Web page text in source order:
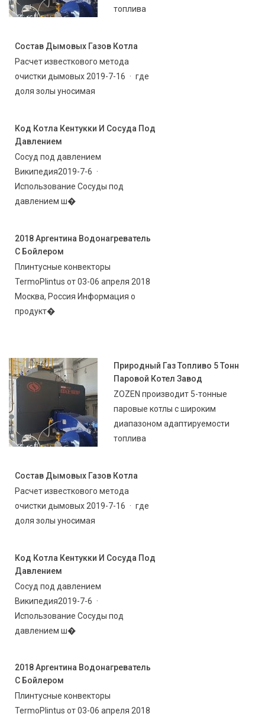
топлива
Состав Дымовых Газов Котла
Расчет известкового метода
очистки дымовых 2019-7-16 · где
доля золы уносимая
Код Котла Кентукки И Сосуда Под
Давлением
Сосуд под давлением
Википедия2019-7-6 ·
Использование Сосуды под
давлением ш�
2018 Аргентина Водонагреватель
С Бойлером
Плинтусные конвекторы
TermoPlintus от 03-06 апреля 2018
Москва, Россия Информация о
продукт�
Природный Газ Топливо 5 Тонн
Паровой Котел Завод
ZOZEN производит 5-тонные
паровые котлы с широким
диапазоном адаптируемости
топлива
Состав Дымовых Газов Котла
Расчет известкового метода
очистки дымовых 2019-7-16 · где
доля золы уносимая
Код Котла Кентукки И Сосуда Под
Давлением
Сосуд под давлением
Википедия2019-7-6 ·
Использование Сосуды под
давлением ш�
2018 Аргентина Водонагреватель
С Бойлером
Плинтусные конвекторы
TermoPlintus от 03-06 апреля 2018